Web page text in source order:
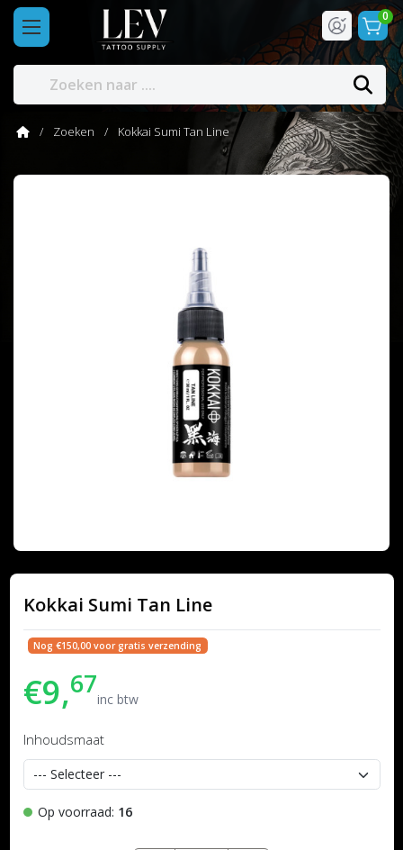
0
Zoeken Kokkai Sumi Tan Line
Kokkai Sumi Tan Line
Nog €150,00 voor gratis verzending
€9,67inc btw
Inhoudsmaat
Op voorraad: 16